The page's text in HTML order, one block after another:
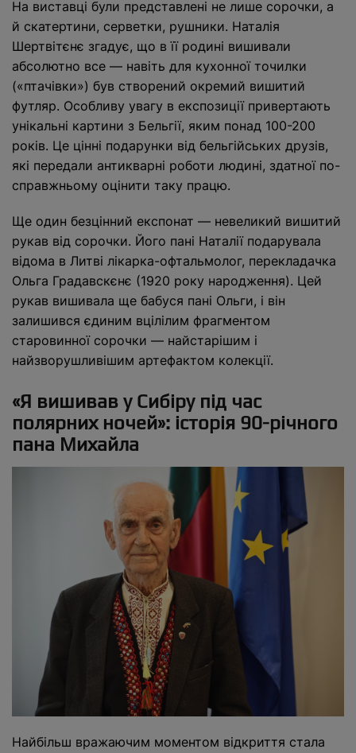
На виставці були представлені не лише сорочки, а
й скатертини, серветки, рушники. Наталія
Шертвітєнє згадує, що в її родині вишивали
абсолютно все — навіть для кухонної точилки
(«птачівки») був створений окремий вишитий
футляр. Особливу увагу в експозиції привертають
унікальні картини з Бельгії, яким понад 100-200
років. Це цінні подарунки від бельгійських друзів,
які передали антикварні роботи людині, здатної по-
справжньому оцінити таку працю.
Ще один безцінний експонат — невеликий вишитий
рукав від сорочки. Його пані Наталії подарувала
відома в Литві лікарка-офтальмолог, перекладачка
Ольга Градавскєнє (1920 року народження). Цей
рукав вишивала ще бабуся пані Ольги, і він
залишився єдиним вцілілим фрагментом
старовинної сорочки — найстарішим і
найзворушливішим артефактом колекції.
«Я вишивав у Сибіру під час
полярних ночей»: історія 90-річного
пана Михайла
Найбільш вражаючим моментом відкриття стала